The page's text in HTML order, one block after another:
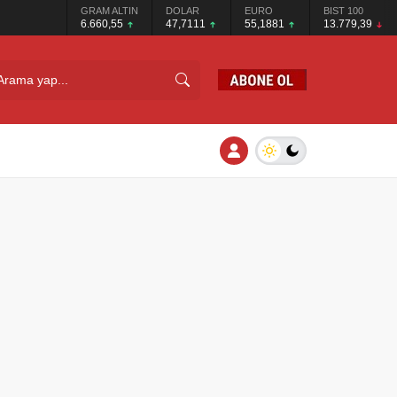
GRAM ALTIN
6.660,55
DOLAR
47,7111
EURO
55,1881
BIST 100
13.779,39